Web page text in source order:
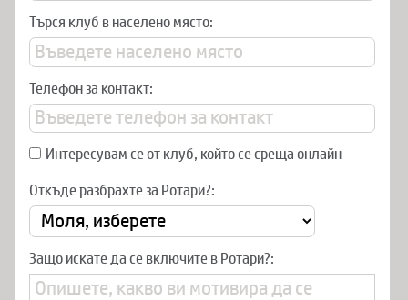
Търся клуб в населено място:
Телефон за контакт:
Интересувам се от клуб, който се среща онлайн
Откъде разбрахте за Ротари?:
Защо искате да се включите в Ротари?: